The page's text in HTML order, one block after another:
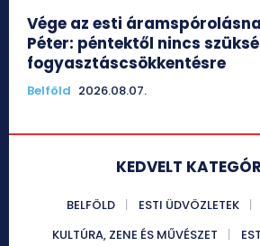
Vége az esti
Péter: péntektől nincs
fogyasztáscsökkentésre
Belföld 2026.08.07.
KEDVELT
BELFÖLD ESTI ÜDVÖZLETEK
KULTÚRA, ZENE ÉS MŰVÉSZET